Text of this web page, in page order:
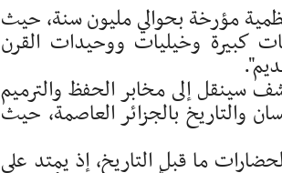
مؤرخة بحوالي مليون سنة، حيث
كبيرة وخيليات ووحيدات القرن
سينقل إلى مخابر الحفظ والترميم
والتاريخ بالجزائر العاصمة، حيث
ما قبل التاريخ، إذ يمتد على